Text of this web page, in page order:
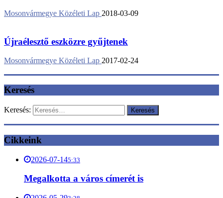
Mosonvármegye Közéleti Lap 2018-03-09
Újraélesztő eszközre gyűjtenek
Mosonvármegye Közéleti Lap 2017-02-24
Keresés
Keresés:
Cikkeink
2026-07-145:33
Megalkotta a város címerét is